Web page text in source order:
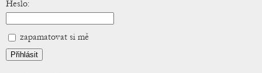
Heslo:
zapamatovat si mě